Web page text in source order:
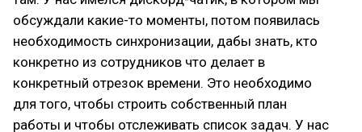
обсуждали какие-то моменты, потом появилась
необходимость синхронизации, дабы знать, кто
конкретно из сотрудников что делает в
конкретный отрезок времени. Это необходимо
для того, чтобы строить собственный план
работы и чтобы отслеживать список задач. У нас